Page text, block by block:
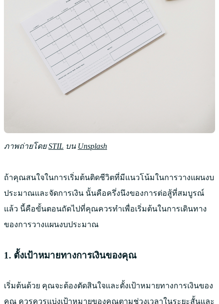
ภาพถ่ายโดยSTIL บน Unsplash
ถ้าคุณสนใจในการเริ่มต้นติดชีวิตที่มีแนวโน้มในการวางแผนงบ
ประมาณและจัดการเงิน นั้นคือครึ่งนึงของการต่อสู้ที่สมบูรณ์
แล้ว นี้คือขั้นตอนถัดไปที่คุณควรทำเพื่อเริ่มต้นในการเดินทาง
ของการวางแผนงบประมาณ
1. ตั้งเป้าหมายทางการเงินของคุณ
เริ่มต้นด้วย คุณจะต้องตัดสินใจและตั้งเป้าหมายทางการเงินของ
คุณ ควรควรแบ่งเป้าหมายของคุณตามช่วงเวลาในระยะสั้นและ